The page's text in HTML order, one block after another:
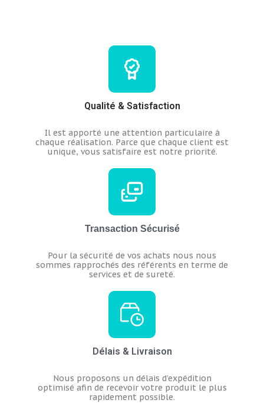
Qualité & Satisfaction
Il est apporté une attention particulaire à
chaque réalisation. Parce que chaque client est
unique, vous satisfaire est notre priorité.
Transaction Sécurisé
Pour la sécurité de vos achats nous nous
sommes rapprochés des référents en terme de
services et de sureté.
Délais & Livraison
Nous proposons un délais d’expédition
optimisé afin de recevoir votre produit le plus
rapidement possible.